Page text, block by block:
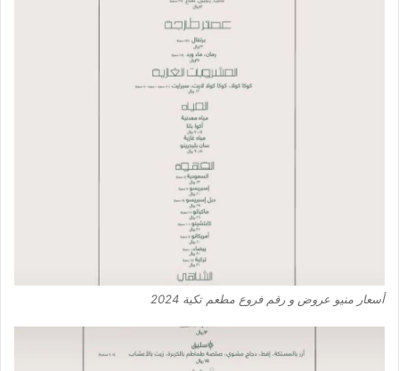
أسعار منيو عروض و رقم فروع مطعم تكية 2024